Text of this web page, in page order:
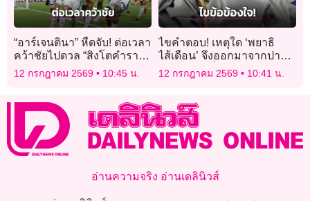
“อาร์เจนตินา” หืดจับ! ต่อเวลา
คว้าชัยไปดวล “สิงโตคำราม”
รอบรองชนะเลิศ
12 กรกฎาคม 2569 10:45 น.
ไขคำตอบ! เหตุใด ‘พยาธิ
ไส้เดือน’ จึงออกมาจากปาก
ได้ ปมเคสเด็กอาเจียนรุนแรง
ก่อนจะพบพยาธิ
12 กรกฎาคม 2569 10:41 น.
อ่านความจริง อ่านเดลินิวส์